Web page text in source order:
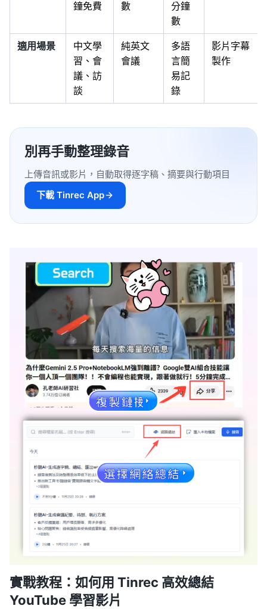
鐘免費 數
分鐘
數
適用場景
中文學
習、會
議、訪
談
純英文
會議
多語
言簡
易記
錄
影片字幕
製作
別再手動整理錄音
上傳音訊或影片，自動取得逐字稿、摘要與行動項目
下載 Tinrec App
實戰教程：如何用 Tinrec 高效總結
YouTube 學習影片